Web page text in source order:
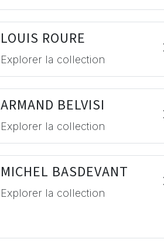
LOUIS ROURE
Explorer la collection
ARMAND BELVISI
Explorer la collection
MICHEL BASDEVANT
Explorer la collection